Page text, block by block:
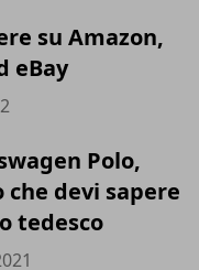
su Amazon,
eBay
Polo,
devi sapere
tedesco